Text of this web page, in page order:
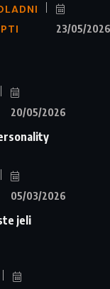
23/05/2026
20/05/2026
05/03/2026
jeli